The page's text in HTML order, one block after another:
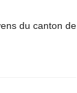
du canton de